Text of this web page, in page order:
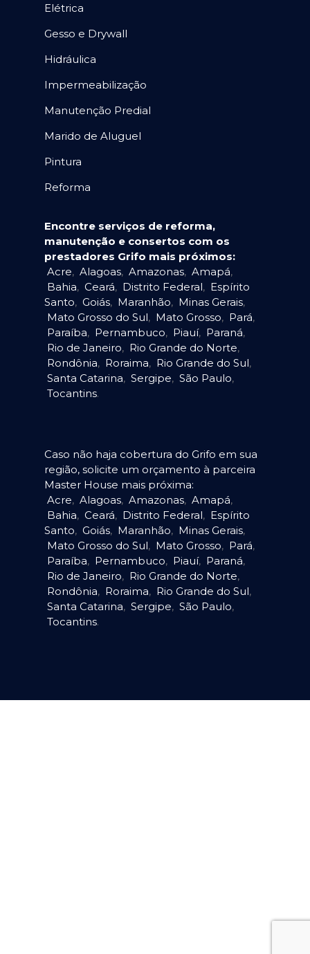
Elétrica
Gesso e Drywall
Hidráulica
Impermeabilização
Manutenção Predial
Marido de Aluguel
Pintura
Reforma
Encontre serviços de reforma,
manutenção e consertos com os
prestadores Grifo mais próximos:
Acre, Alagoas, Amazonas, Amapá,
Bahia, Ceará, Distrito Federal, Espírito
Santo, Goiás, Maranhão, Minas Gerais,
Mato Grosso do Sul, Mato Grosso, Pará,
Paraíba, Pernambuco, Piauí, Paraná,
Rio de Janeiro, Rio Grande do Norte,
Rondônia, Roraima, Rio Grande do Sul,
Santa Catarina, Sergipe, São Paulo,
Tocantins.
Caso não haja cobertura do Grifo em sua
região, solicite um orçamento à parceira
Master House mais próxima:
Acre, Alagoas, Amazonas, Amapá,
Bahia, Ceará, Distrito Federal, Espírito
Santo, Goiás, Maranhão, Minas Gerais,
Mato Grosso do Sul, Mato Grosso, Pará,
Paraíba, Pernambuco, Piauí, Paraná,
Rio de Janeiro, Rio Grande do Norte,
Rondônia, Roraima, Rio Grande do Sul,
Santa Catarina, Sergipe, São Paulo,
Tocantins.